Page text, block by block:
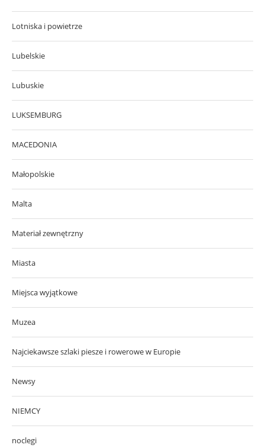
Lotniska i powietrze
Lubelskie
Lubuskie
LUKSEMBURG
MACEDONIA
Małopolskie
Malta
Materiał zewnętrzny
Miasta
Miejsca wyjątkowe
Muzea
Najciekawsze szlaki piesze i rowerowe w Europie
Newsy
NIEMCY
noclegi